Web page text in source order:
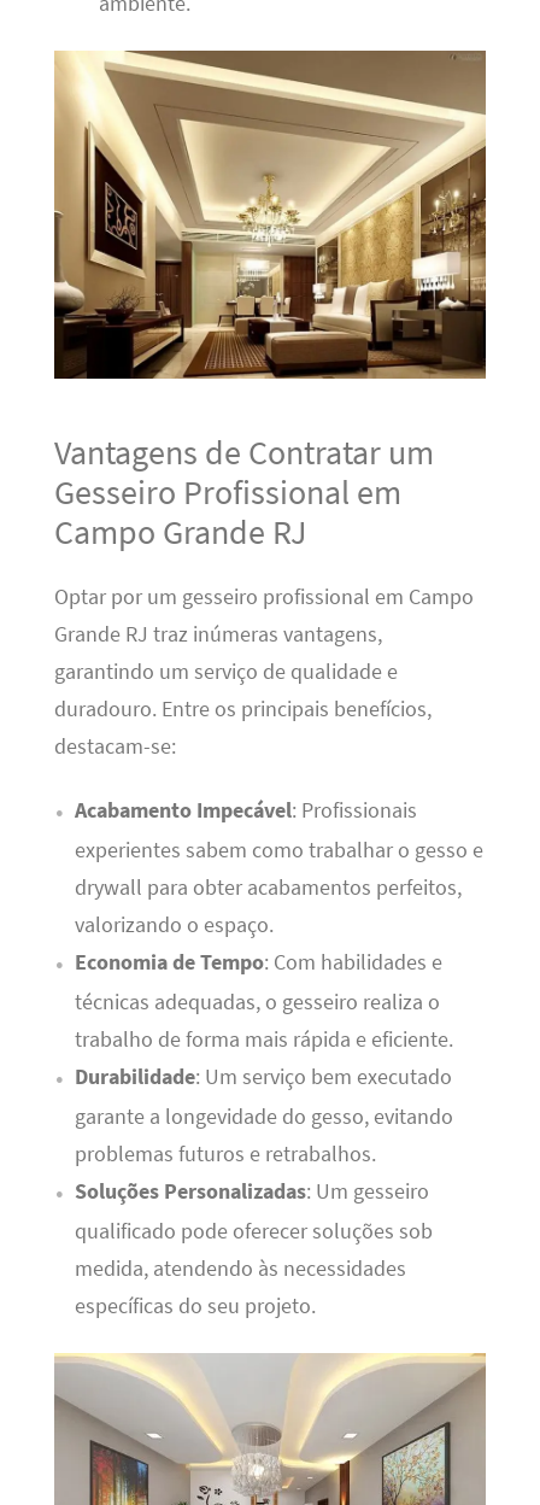
Vantagens de Contratar um
Gesseiro Profissional em
Campo Grande RJ
Optar por um gesseiro profissional em Campo
Grande RJ traz inúmeras vantagens,
garantindo um serviço de qualidade e
duradouro. Entre os principais benefícios,
destacam-se:
Acabamento Impecável: Profissionais
experientes sabem como trabalhar o gesso e
drywall para obter acabamentos perfeitos,
valorizando o espaço.
Economia de Tempo: Com habilidades e
técnicas adequadas, o gesseiro realiza o
trabalho de forma mais rápida e eficiente.
Durabilidade: Um serviço bem executado
garante a longevidade do gesso, evitando
problemas futuros e retrabalhos.
Soluções Personalizadas: Um gesseiro
qualificado pode oferecer soluções sob
medida, atendendo às necessidades
específicas do seu projeto.